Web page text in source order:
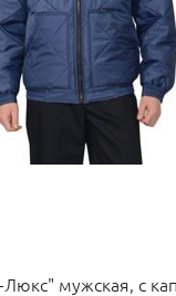
Люкс" мужская, с